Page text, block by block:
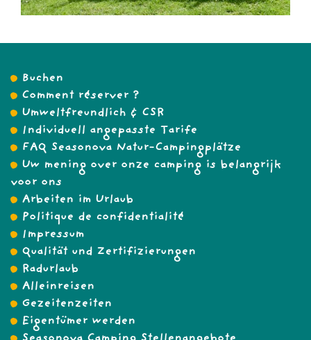
Buchen
Comment réserver ?
Umweltfreundlich & CSR
Individuell angepasste Tarife
FAQ Seasonova Natur-Campingplätze
Uw mening over onze camping is belangrijk
voor ons
Arbeiten im Urlaub
Politique de confidentialité
Impressum
Qualität und Zertifizierungen
Radurlaub
Alleinreisen
Gezeitenzeiten
Eigentümer werden